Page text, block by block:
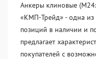
Анкеры клиновые
«KМП-Трейд» - одна из
позиций в наличии и
предлагает
покупателей с